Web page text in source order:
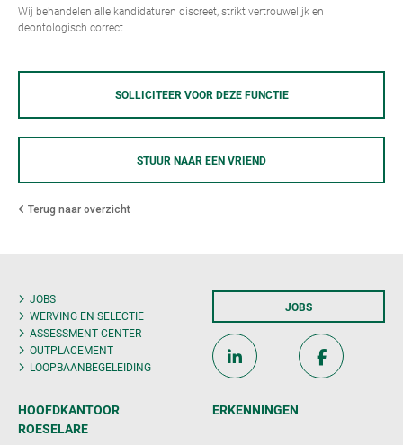
Wij behandelen alle kandidaturen discreet, strikt vertrouwelijk en
deontologisch correct.
SOLLICITEER VOOR DEZE FUNCTIE
STUUR NAAR EEN VRIEND
Terug naar overzicht
JOBS
WERVING EN SELECTIE
ASSESSMENT CENTER
OUTPLACEMENT
LOOPBAANBEGELEIDING
JOBS
HOOFDKANTOOR
ROESELARE
ERKENNINGEN